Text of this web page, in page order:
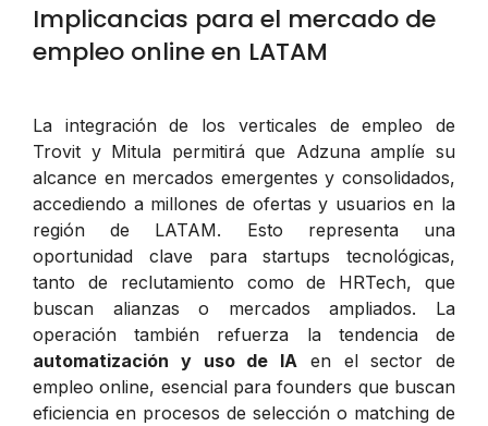
Implicancias para el mercado de
empleo online en LATAM
La integración de los verticales de empleo de
Trovit y Mitula permitirá que Adzuna amplíe su
alcance en mercados emergentes y consolidados,
accediendo a millones de ofertas y usuarios en la
región de LATAM. Esto representa una
oportunidad clave para startups tecnológicas,
tanto de reclutamiento como de HRTech, que
buscan alianzas o mercados ampliados. La
operación también refuerza la tendencia de
automatización y uso de IA en el sector de
empleo online, esencial para founders que buscan
eficiencia en procesos de selección o matching de